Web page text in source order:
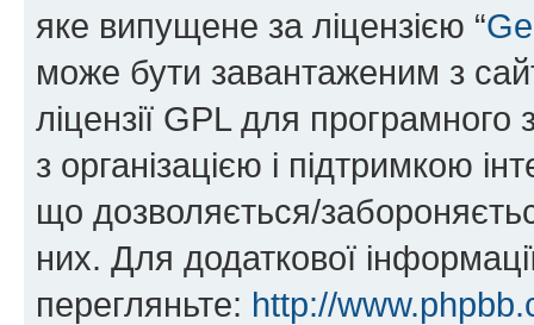
яке випущене за ліцензією “
може бути завантаженим з
ліцензії GPL для
з організацією і підтримкою
що дозволяється/
них. Для додаткової
перегляньте: http://